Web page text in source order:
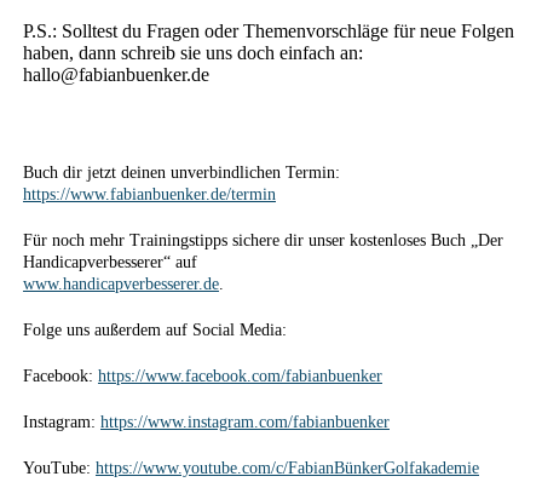
P.S.: Solltest du Fragen oder Themenvorschläge für neue Folgen
haben, dann schreib sie uns doch einfach an:
hallo@fabianbuenker.de
Buch dir jetzt deinen unverbindlichen Termin:
https://www.fabianbuenker.de/termin
Für noch mehr Trainingstipps sichere dir unser kostenloses Buch „Der
Handicapverbesserer“ auf
www.handicapverbesserer.de.
Folge uns außerdem auf Social Media:
Facebook: https://www.facebook.com/fabianbuenker
Instagram: https://www.instagram.com/fabianbuenker
YouTube: https://www.youtube.com/c/FabianBünkerGolfakademie